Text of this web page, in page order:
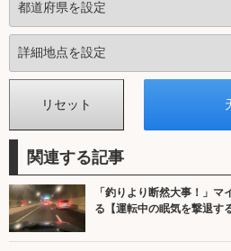
関連する記事
「釣りより断然大事！」
る【運転中の眠気を撃退す